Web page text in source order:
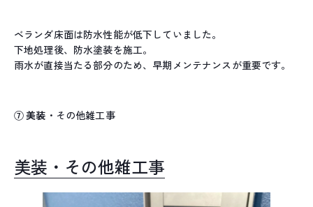
ベランダ床面は防水性能が低下していました。
下地処理後、防水塗装を施工。
雨水が直接当たる部分のため、早期メンテナンスが重要です。
⑦ 美装 ・その他雑工事
美装・その他雑工事